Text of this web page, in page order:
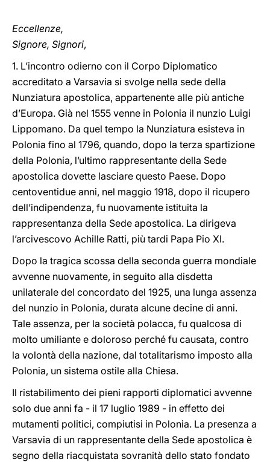
Eccellenze,
Signore, Signori,
1. L’incontro odierno con il Corpo Diplomatico
accreditato a Varsavia si svolge nella sede della
Nunziatura apostolica, appartenente alle più antiche
d’Europa. Già nel 1555 venne in Polonia il nunzio Luigi
Lippomano. Da quel tempo la Nunziatura esisteva in
Polonia fino al 1796, quando, dopo la terza spartizione
della Polonia, l’ultimo rappresentante della Sede
apostolica dovette lasciare questo Paese. Dopo
centoventidue anni, nel maggio 1918, dopo il ricupero
dell’indipendenza, fu nuovamente istituita la
rappresentanza della Sede apostolica. La dirigeva
l’arcivescovo Achille Ratti, più tardi Papa Pio XI.
Dopo la tragica scossa della seconda guerra mondiale
avvenne nuovamente, in seguito alla disdetta
unilaterale del concordato del 1925, una lunga assenza
del nunzio in Polonia, durata alcune decine di anni.
Tale assenza, per la società polacca, fu qualcosa di
molto umiliante e doloroso perché fu causata, contro
la volontà della nazione, dal totalitarismo imposto alla
Polonia, un sistema ostile alla Chiesa.
Il ristabilimento dei pieni rapporti diplomatici avvenne
solo due anni fa - il 17 luglio 1989 - in effetto dei
mutamenti politici, compiutisi in Polonia. La presenza a
Varsavia di un rappresentante della Sede apostolica è
segno della riacquistata sovranità dello stato fondato